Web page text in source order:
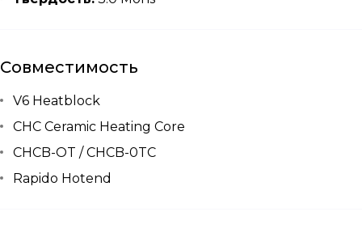
Совместимость
V6 Heatblock
CHC Ceramic Heating Core
CHCB-OT / CHCB-0TC
Rapido Hotend